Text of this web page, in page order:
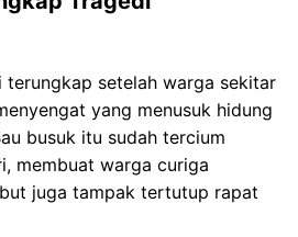
terungkap setelah warga sekitar
yang menusuk hidung
busuk itu sudah tercium
membuat warga curiga
juga tampak tertutup rapat